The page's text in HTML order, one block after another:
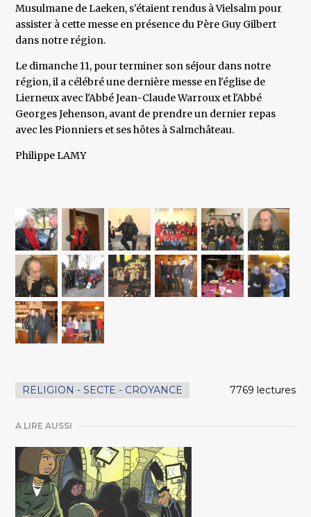
Musulmane de Laeken, s'étaient rendus à Vielsalm pour
assister à cette messe en présence du Père Guy Gilbert
dans notre région.
Le dimanche 11, pour terminer son séjour dans notre
région, il a célébré une dernière messe en l'église de
Lierneux avec l'Abbé Jean-Claude Warroux et l'Abbé
Georges Jehenson, avant de prendre un dernier repas
avec les Pionniers et ses hôtes à Salmchâteau.
Philippe LAMY
RELIGION - SECTE - CROYANCE 7769 lectures
A LIRE AUSSI